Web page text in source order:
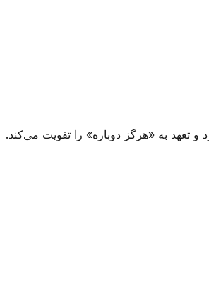
تعهد به «هرگز دوباره» را تقویت می‌کند.